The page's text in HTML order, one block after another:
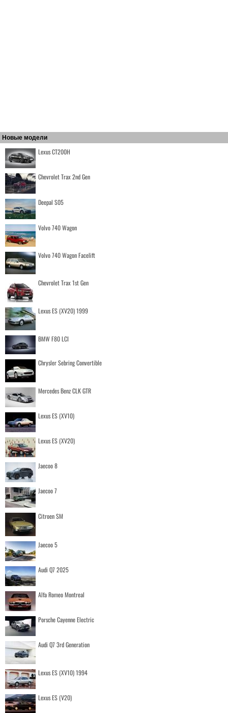
Новые модели
Lexus CT200H
Chevrolet Trax 2nd Gen
Deepal S05
Volvo 740 Wagon
Volvo 740 Wagon Facelift
Chevrolet Trax 1st Gen
Lexus ES (XV20) 1999
BMW F80 LCI
Chrysler Sebring Convertible
Mercedes Benz CLK GTR
Lexus ES (XV10)
Lexus ES (XV20)
Jaecoo 8
Jaecoo 7
Citroen SM
Jaecoo 5
Audi Q7 2025
Alfa Romeo Montreal
Porsche Cayenne Electric
Audi Q7 3rd Generation
Lexus ES (XV10) 1994
Lexus ES (V20)